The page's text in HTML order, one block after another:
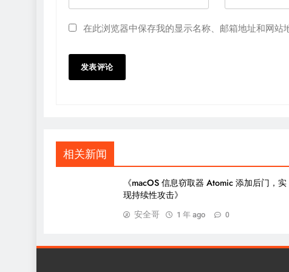
在此浏览器中保存我的显示名称、邮箱地址和网站
相关新闻
《macOS 信息窃取器 Atomic 添加后门，实
现持续性攻击》
安全哥 1 年 ago 0